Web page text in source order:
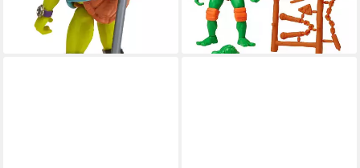
ab 19,26 €
lieferbar - in 8-10 Werktagen bei
ab 19,90 €
lieferbar - in 4-5 Werktagen bei dir